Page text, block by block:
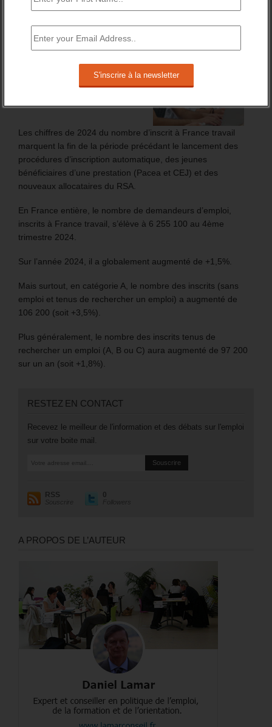
BRÈVES EMPLOI
FT : + 100 000 INSCRITS EN 2024
Les chiffres de 2024 du nombre d’inscrit à France travail
marquent la fin de la période précédant le lancement des
procédures d’inscription automatique, des jeunes
bénéficiaires d’une prestation (Pacea et CEJ) et des
nouveaux allocataires du RSA.
En France entière, le nombre de demandeurs d’emploi,
inscrits à France travail, s’élève à 6 255 100 au 4ème
trimestre 2024.
Sur l’année 2024, il a globalement augmenté de +1,5%.
Mais surtout, en catégorie A, le nombre des inscrits (sans
emploi et tenus de rechercher un emploi) a augmenté de
106 200 (soit +3,5%).
Plus généralement, le nombre des inscrits tenus de
rechercher un emploi (A, B ou C) aura augmenté de 97 200
sur un an (soit +1,8%).
RESTEZ EN CONTACT
Recevez le meilleur de l'information et des débats sur l'emploi
sur votre boite mail.
RSS
Souscrire
0
Followers
A PROPOS DE L’AUTEUR